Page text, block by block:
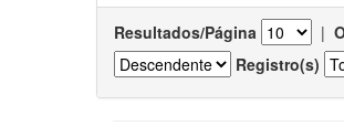
Resultados/Página |
Registro(s)